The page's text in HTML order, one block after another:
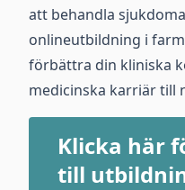
att behandla
onlineutbildning i
förbättra din kliniska
medicinska karriär till
Klicka här
till